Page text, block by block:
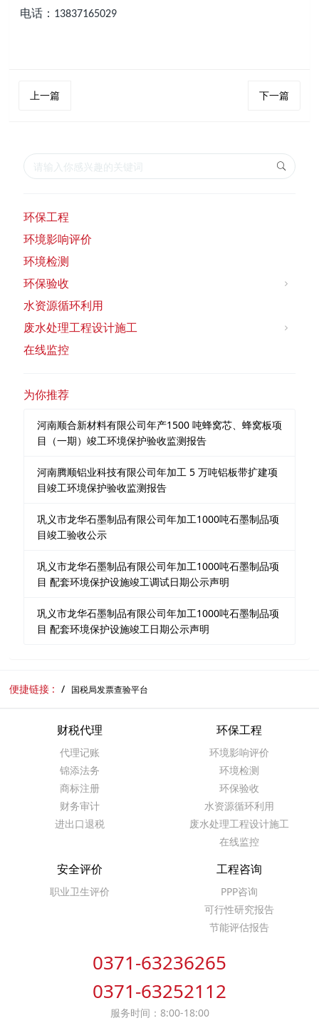
电话： 13837165029
上一篇 下一篇
环保工程
环境影响评价
环境检测
环保验收
水资源循环利用
废水处理工程设计施工
在线监控
为你推荐
河南顺合新材料有限公司年产1500 吨蜂窝芯、蜂窝板项
目（一期）竣工环境保护验收监测报告
河南腾顺铝业科技有限公司年加工 5 万吨铝板带扩建项
目竣工环境保护验收监测报告
巩义市龙华石墨制品有限公司年加工1000吨石墨制品项
目竣工验收公示
巩义市龙华石墨制品有限公司年加工1000吨石墨制品项
目 配套环境保护设施竣工调试日期公示声明
巩义市龙华石墨制品有限公司年加工1000吨石墨制品项
目 配套环境保护设施竣工日期公示声明
便捷链接 : 国税局发票查验平台
财税代理
代理记账
锦添法务
商标注册
财务审计
进出口退税
环保工程
环境影响评价
环境检测
环保验收
水资源循环利用
废水处理工程设计施工
在线监控
安全评价
职业卫生评价
工程咨询
PPP咨询
可行性研究报告
节能评估报告
0371-63236265
0371-63252112
服务时间：8:00-18:00